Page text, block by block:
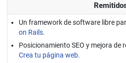
Un framework de software libre
on Rails.
Posicionamiento SEO y mejora de
Crea tu página web.